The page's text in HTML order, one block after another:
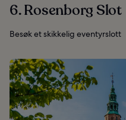
6. Rosenborg Slot
Besøk et skikkelig eventyrslott